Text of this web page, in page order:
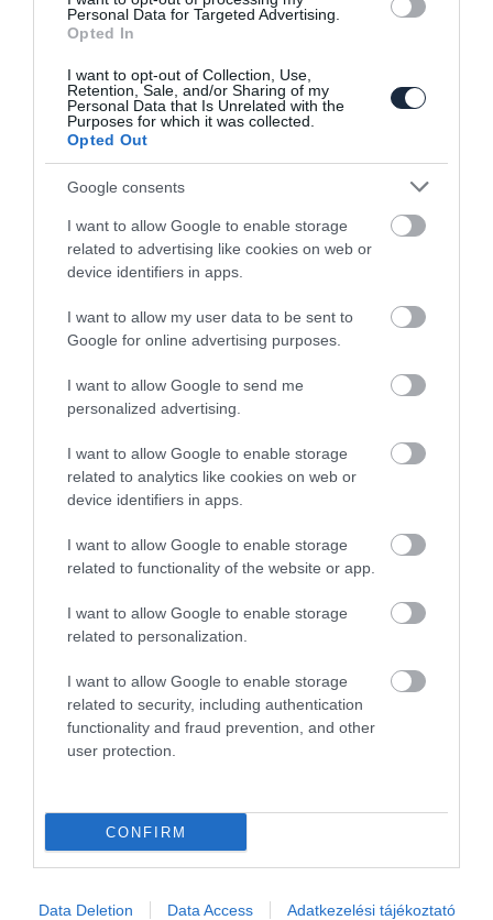
Personal Data for Targeted Advertising.
Opted In
I want to opt-out of Collection, Use,
Retention, Sale, and/or Sharing of my
Personal Data that Is Unrelated with the
Purposes for which it was collected.
Opted Out
Google consents
I want to allow Google to enable storage
related to advertising like cookies on web or
device identifiers in apps.
I want to allow my user data to be sent to
Google for online advertising purposes.
I want to allow Google to send me
personalized advertising.
I want to allow Google to enable storage
related to analytics like cookies on web or
device identifiers in apps.
I want to allow Google to enable storage
related to functionality of the website or app.
I want to allow Google to enable storage
related to personalization.
I want to allow Google to enable storage
related to security, including authentication
functionality and fraud prevention, and other
user protection.
CONFIRM
Data Deletion Data Access Adatkezelési tájékoztató
Befutottak az első képek az új Skoda
Indiában fog…
Az emissziós szabályozások miatt dobja a